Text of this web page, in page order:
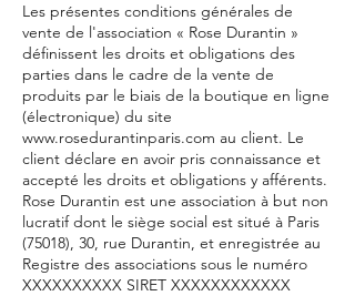
Les présentes conditions générales de
vente de l'association « Rose Durantin »
définissent les droits et obligations des
parties dans le cadre de la vente de
produits par le biais de la boutique en ligne
(électronique) du site
www.rosedurantinparis.com au client. Le
client déclare en avoir pris connaissance et
accepté les droits et obligations y afférents.
Rose Durantin est une association à but non
lucratif dont le siège social est situé à Paris
(75018), 30, rue Durantin, et enregistrée au
Registre des associations sous le numéro
XXXXXXXXXX SIRET XXXXXXXXXXXX